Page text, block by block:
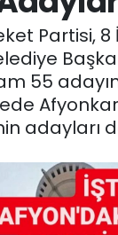
Partisi, 8
55
adayları
Haberleri